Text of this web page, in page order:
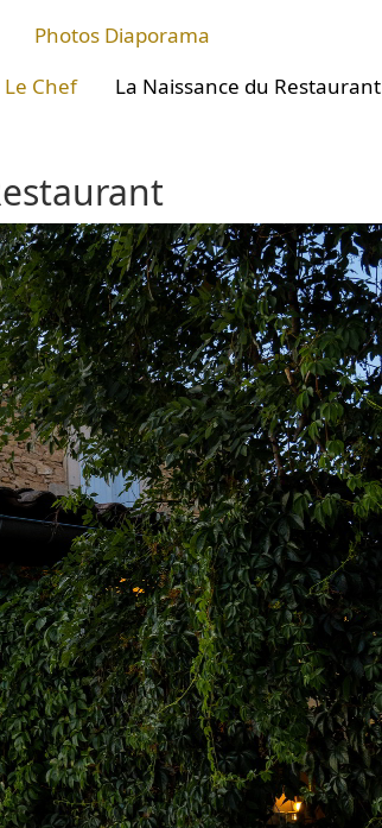
Photos Diaporama
Le Chef La Naissance du Restaurant